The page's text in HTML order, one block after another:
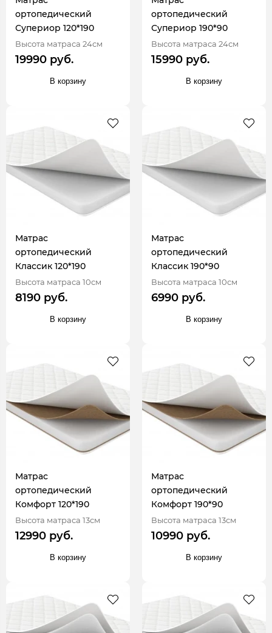
ортопедический
Супериор 120*190
Высота матраса 24см
19990 руб.
В корзину
ортопедический
Супериор 190*90
Высота матраса 24см
15990 руб.
В корзину
Матрас
ортопедический
Классик 120*190
Высота матраса 10см
8190 руб.
В корзину
Матрас
ортопедический
Классик 190*90
Высота матраса 10см
6990 руб.
В корзину
Матрас
ортопедический
Комфорт 120*190
Высота матраса 13см
12990 руб.
В корзину
Матрас
ортопедический
Комфорт 190*90
Высота матраса 13см
10990 руб.
В корзину